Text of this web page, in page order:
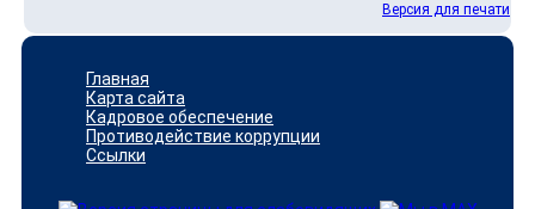
Версия для печати
Главная
Карта сайта
Кадровое обеспечение
Противодействие коррупции
Ссылки